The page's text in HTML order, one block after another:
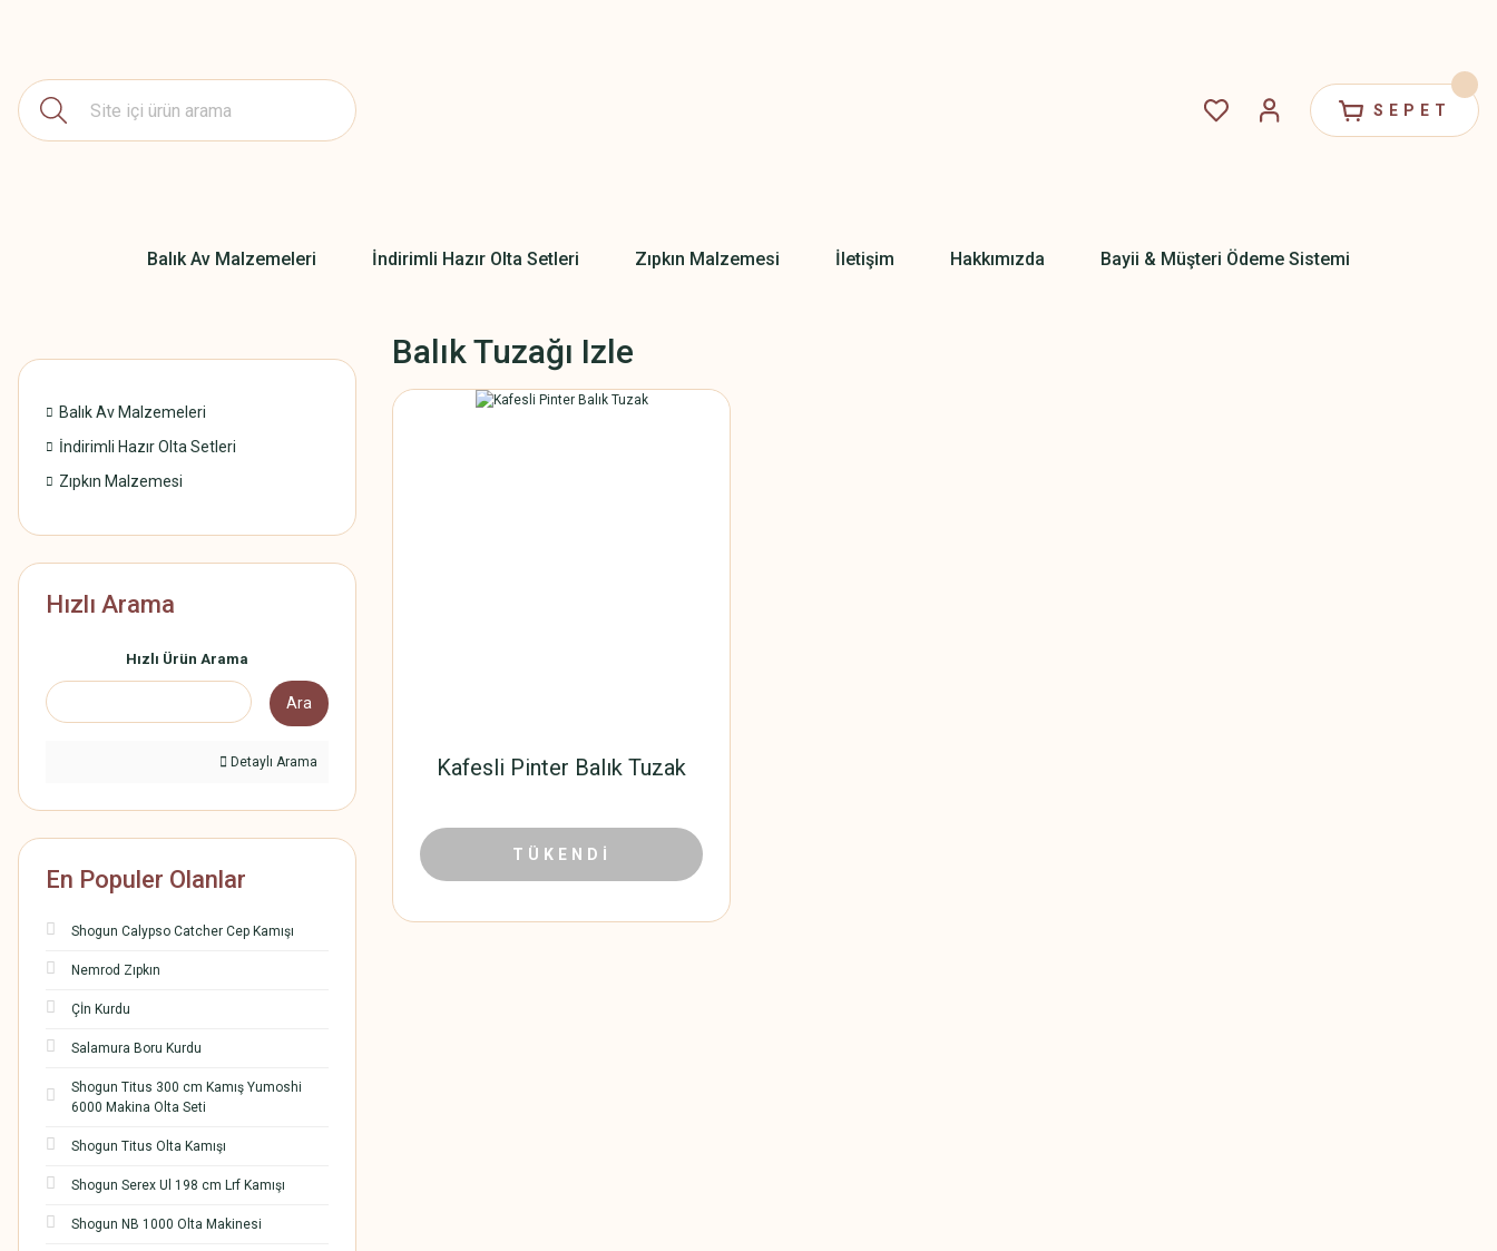
SEPET
Balık Av Malzemeleri İndirimli Hazır Olta Setleri Zıpkın Malzemesi İletişim Hakkımızda Bayii & Müşteri Ödeme Sistemi
Balık Av Malzemeleri
İndirimli Hazır Olta Setleri
Zıpkın Malzemesi
Hızlı Arama
Hızlı Ürün Arama
Ara
Detaylı Arama
En Populer Olanlar
Shogun Calypso Catcher Cep Kamışı
Nemrod Zıpkın
Çİn Kurdu
Salamura Boru Kurdu
Shogun Titus 300 cm Kamış Yumoshi
6000 Makina Olta Seti
Shogun Titus Olta Kamışı
Shogun Serex Ul 198 cm Lrf Kamışı
Shogun NB 1000 Olta Makinesi
Balık Tuzağı Izle
Kafesli Pinter Balık Tuzak
200,00 TL
TÜKENDİ